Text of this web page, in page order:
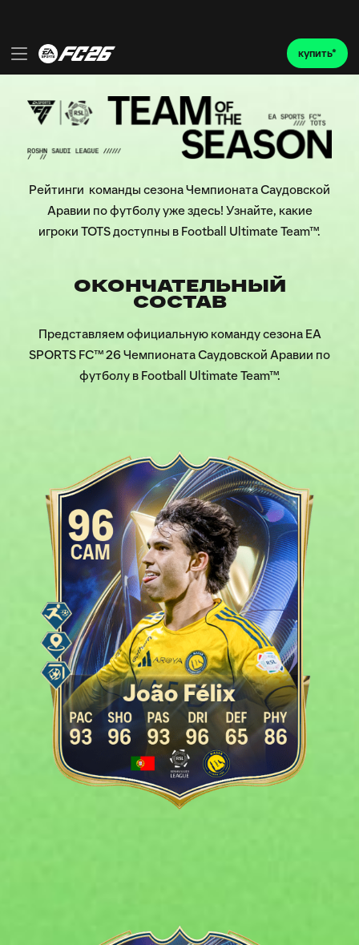
Рейтинги команды сезона Чемпионата Саудовской
Аравии по футболу уже здесь! Узнайте, какие
игроки TOTS доступны в Football Ultimate Team™.
ОКОНЧАТЕЛЬНЫЙ
СОСТАВ
Представляем официальную команду сезона EA
SPORTS FC™ 26 Чемпионата Саудовской Аравии по
футболу в Football Ultimate Team™.